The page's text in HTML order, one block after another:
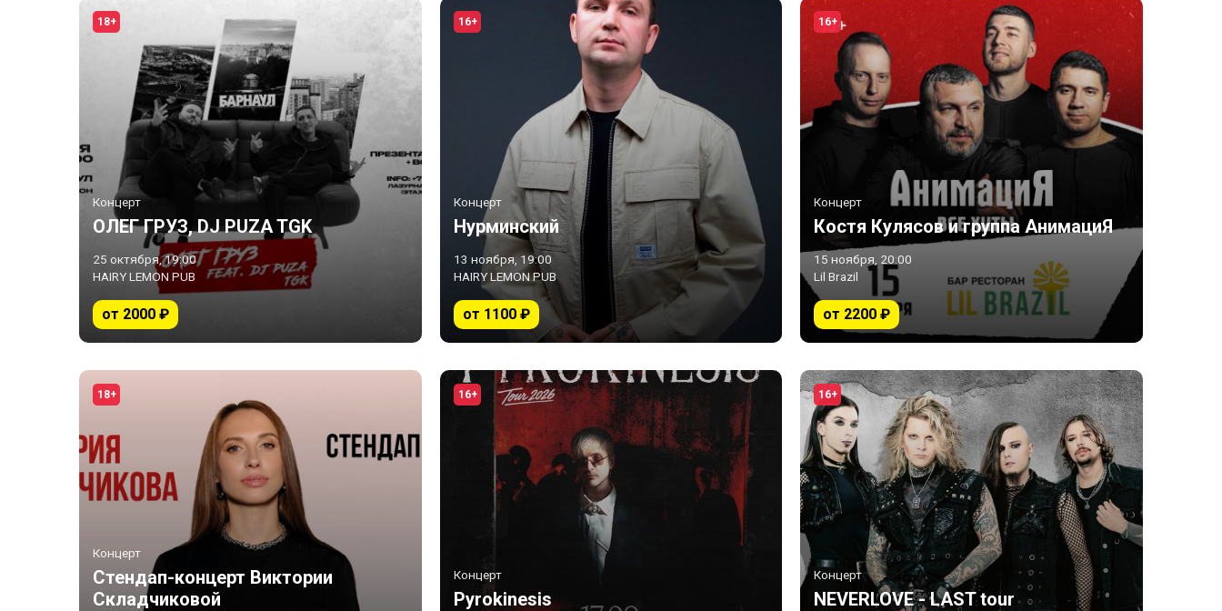
18+
Концерт
ОЛЕГ ГРУЗ, DJ PUZA TGK
25 октября, 19:00
HAIRY LEMON PUB
от 2000 ₽
16+
Концерт
Нурминский
13 ноября, 19:00
HAIRY LEMON PUB
от 1100 ₽
16+
Концерт
Костя Кулясов и группа АнимациЯ
15 ноября, 20:00
Lil Brazil
от 2200 ₽
18+
Концерт
Стендап-концерт Виктории
Складчиковой
16+
Концерт
Pyrokinesis
16+
Концерт
NEVERLOVE - LAST tour